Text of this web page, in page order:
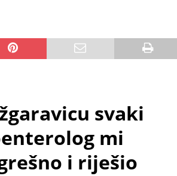
svaki
mi
i riješio